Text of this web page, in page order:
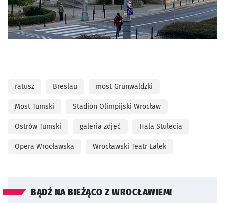
ratusz Breslau most Grunwaldzki
Most Tumski Stadion Olimpijski Wrocław
Ostrów Tumski galeria zdjęć Hala Stulecia
Opera Wrocławska Wrocławski Teatr Lalek
BĄDŹ NA BIEŻĄCO Z WROCŁAWIEM!